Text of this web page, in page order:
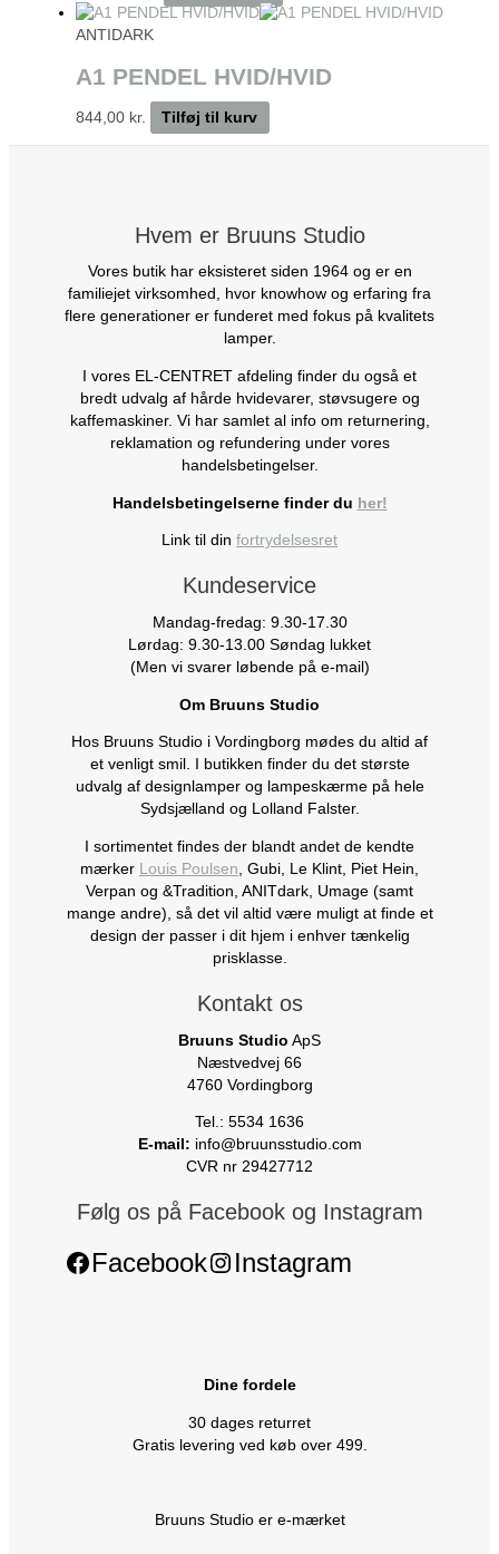
ANTIDARK
A1 PENDEL HVID/HVID
844,00 kr. Tilføj til kurv
Hvem er Bruuns Studio
Vores butik har eksisteret siden 1964 og er en
familiejet virksomhed, hvor knowhow og erfaring fra
flere generationer er funderet med fokus på kvalitets
lamper.
I vores EL-CENTRET afdeling finder du også et
bredt udvalg af hårde hvidevarer, støvsugere og
kaffemaskiner. Vi har samlet al info om returnering,
reklamation og refundering under vores
handelsbetingelser.
Handelsbetingelserne finder du her!
Link til din fortrydelsesret
Kundeservice
Mandag-fredag: 9.30-17.30
Lørdag: 9.30-13.00 Søndag lukket
(Men vi svarer løbende på e-mail)
Om Bruuns Studio
Hos Bruuns Studio i Vordingborg mødes du altid af
et venligt smil. I butikken finder du det største
udvalg af designlamper og lampeskærme på hele
Sydsjælland og Lolland Falster.
I sortimentet findes der blandt andet de kendte
mærker Louis Poulsen, Gubi, Le Klint, Piet Hein,
Verpan og &Tradition, ANITdark, Umage (samt
mange andre), så det vil altid være muligt at finde et
design der passer i dit hjem i enhver tænkelig
prisklasse.
Kontakt os
Bruuns Studio ApS
Næstvedvej 66
4760 Vordingborg
Tel.: 5534 1636
E-mail: info@bruunsstudio.com
CVR nr 29427712
Følg os på Facebook og Instagram
Facebook Instagram
Dine fordele
30 dages returret
Gratis levering ved køb over 499.
Bruuns Studio er e-mærket